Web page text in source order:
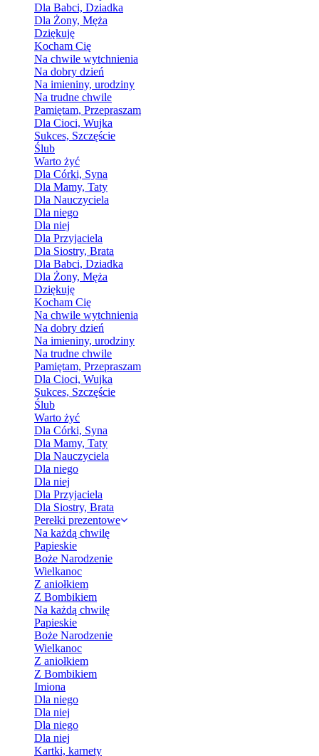
Dla Babci, Dziadka
Dla Żony, Męża
Dziękuję
Kocham Cię
Na chwile wytchnienia
Na dobry dzień
Na imieniny, urodziny
Na trudne chwile
Pamiętam, Przepraszam
Dla Cioci, Wujka
Sukces, Szczęście
Ślub
Warto żyć
Dla Córki, Syna
Dla Mamy, Taty
Dla Nauczyciela
Dla niego
Dla niej
Dla Przyjaciela
Dla Siostry, Brata
Dla Babci, Dziadka
Dla Żony, Męża
Dziękuję
Kocham Cię
Na chwile wytchnienia
Na dobry dzień
Na imieniny, urodziny
Na trudne chwile
Pamiętam, Przepraszam
Dla Cioci, Wujka
Sukces, Szczęście
Ślub
Warto żyć
Dla Córki, Syna
Dla Mamy, Taty
Dla Nauczyciela
Dla niego
Dla niej
Dla Przyjaciela
Dla Siostry, Brata
Perełki prezentowe
Na każdą chwilę
Papieskie
Boże Narodzenie
Wielkanoc
Z aniołkiem
Z Bombikiem
Na każdą chwilę
Papieskie
Boże Narodzenie
Wielkanoc
Z aniołkiem
Z Bombikiem
Imiona
Dla niego
Dla niej
Dla niego
Dla niej
Kartki, karnety